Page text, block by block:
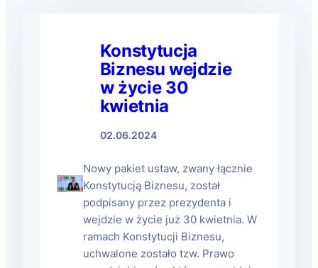
Konstytucja
Biznesu wejdzie
w życie 30
kwietnia
02.06.2024
Nowy pakiet ustaw, zwany łącznie
Konstytucją Biznesu, został
podpisany przez prezydenta i
wejdzie w życie już 30 kwietnia. W
ramach Konstytucji Biznesu,
uchwalone zostało tzw. Prawo